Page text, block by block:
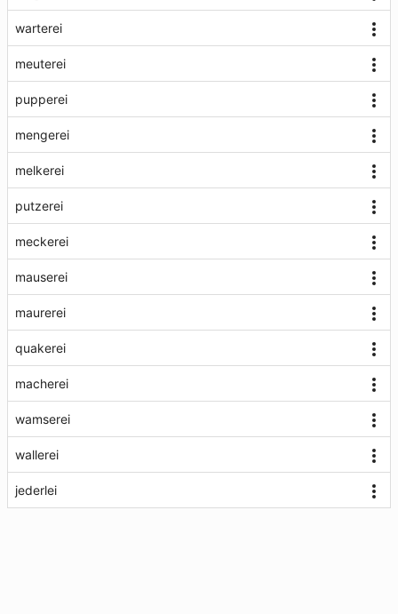
warterei
meuterei
pupperei
mengerei
melkerei
putzerei
meckerei
mauserei
maurerei
quakerei
macherei
wamserei
wallerei
jederlei